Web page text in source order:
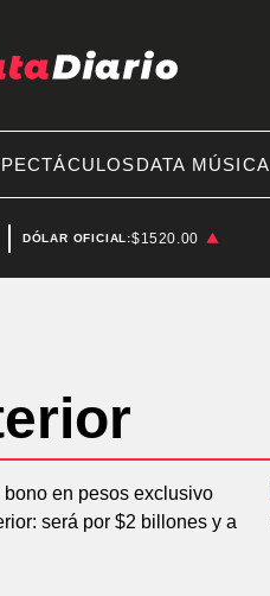
DATA MÚSICA
ESPRIELLA SENADO
DÓLAR OFICIAL:$1520.00